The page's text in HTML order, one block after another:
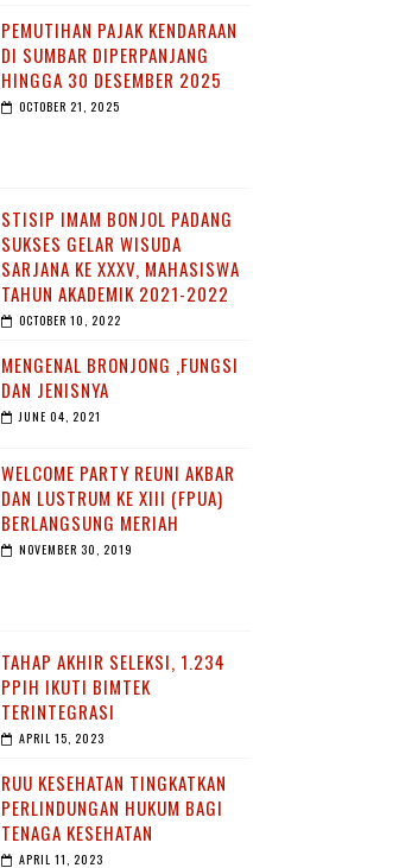
PEMUTIHAN PAJAK KENDARAAN
DI SUMBAR DIPERPANJANG
HINGGA 30 DESEMBER 2025
OCTOBER 21, 2025
STISIP IMAM BONJOL PADANG
SUKSES GELAR WISUDA
SARJANA KE XXXV, MAHASISWA
TAHUN AKADEMIK 2021-2022
OCTOBER 10, 2022
MENGENAL BRONJONG ,FUNGSI
DAN JENISNYA
JUNE 04, 2021
WELCOME PARTY REUNI AKBAR
DAN LUSTRUM KE XIII (FPUA)
BERLANGSUNG MERIAH
NOVEMBER 30, 2019
TAHAP AKHIR SELEKSI, 1.234
PPIH IKUTI BIMTEK
TERINTEGRASI
APRIL 15, 2023
RUU KESEHATAN TINGKATKAN
PERLINDUNGAN HUKUM BAGI
TENAGA KESEHATAN
APRIL 11, 2023